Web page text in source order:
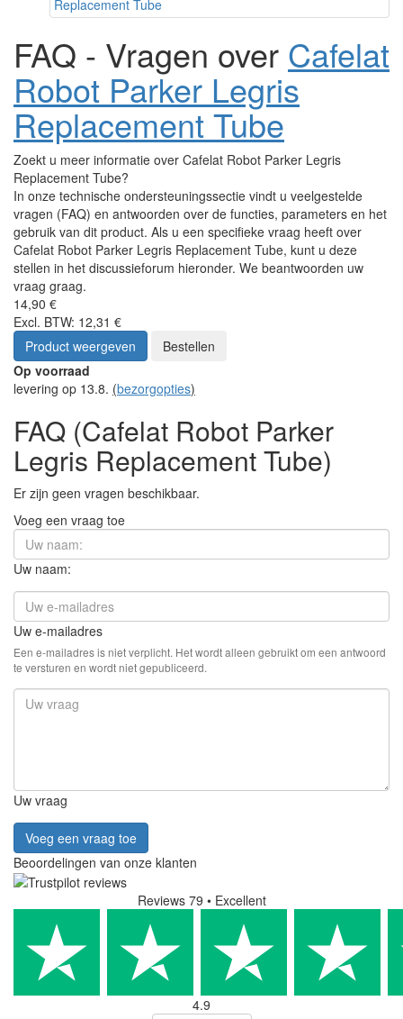
FAQ - Vragen over Cafelat
Robot Parker Legris
Replacement Tube
Zoekt u meer informatie over Cafelat Robot Parker Legris
Replacement Tube?
In onze technische ondersteuningssectie vindt u veelgestelde
vragen (FAQ) en antwoorden over de functies, parameters en het
gebruik van dit product. Als u een specifieke vraag heeft over
Cafelat Robot Parker Legris Replacement Tube, kunt u deze
stellen in het discussieforum hieronder. We beantwoorden uw
vraag graag.
14,90 €
Excl. BTW: 12,31 €
Product weergeven
Bestellen
Op voorraad
levering op 13.8. (bezorgopties)
FAQ (Cafelat Robot Parker
Legris Replacement Tube)
Er zijn geen vragen beschikbaar.
Voeg een vraag toe
Uw naam:
Uw e-mailadres
Een e-mailadres is niet verplicht. Het wordt alleen gebruikt om een antwoord
te versturen en wordt niet gepubliceerd.
Uw vraag
Voeg een vraag toe
Beoordelingen van onze klanten
Reviews 79 • Excellent
4.9